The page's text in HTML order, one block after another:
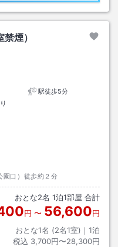
煙）
駅徒歩5分
園口）徒歩約２分
おとな2名 1泊1部屋 合計
円 〜 56,600円
おとな1名 (2名1室)｜ 1泊
税込 3,700円〜28,300円